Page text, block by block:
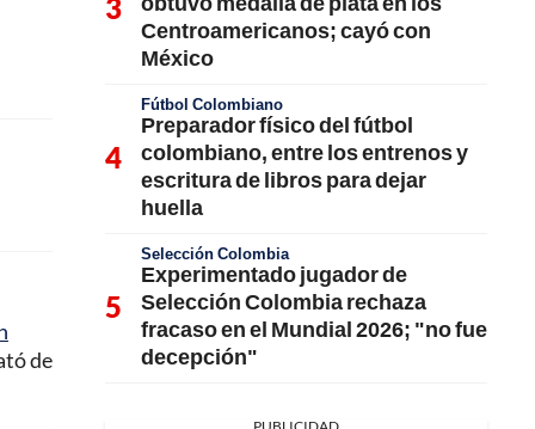
de
Centroamericanos; cayó con
México
Fútbol Colombiano
Preparador físico del fútbol
colombiano, entre los entrenos y
escritura de libros para dejar
huella
Selección Colombia
Experimentado jugador de
Selección Colombia rechaza
fracaso en el Mundial 2026; "no fue
decepción"